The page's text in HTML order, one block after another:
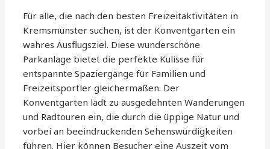
Für alle, die nach den besten Freizeitaktivitäten in
Kremsmünster suchen, ist der Konventgarten ein
wahres Ausflugsziel. Diese wunderschöne
Parkanlage bietet die perfekte Kulisse für
entspannte Spaziergänge für Familien und
Freizeitsportler gleichermaßen. Der
Konventgarten lädt zu ausgedehnten Wanderungen
und Radtouren ein, die durch die üppige Natur und
vorbei an beeindruckenden Sehenswürdigkeiten
führen. Hier können Besucher eine Auszeit vom